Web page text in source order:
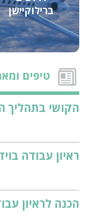
מנהל/ת משאבי
ירושלים
השירותים באזור
מתאם/ת מכירות
מנהל/ת
חשב/ת אזורי/ת
ברילוקיישן
טיפים
הקושי בתהליך
ראיון עבודה
הכנה לראיון